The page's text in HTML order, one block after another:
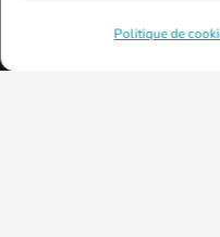
Politique de